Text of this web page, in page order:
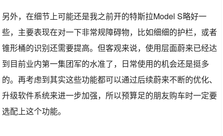
另外，在细节上可能还是我之前开的特斯拉Model S略好一
些，主要表现在对一下非常规障碍物，比如细细的护栏，或者
锥形桶的识别还需要提高。但客观来说，使用层面蔚来已经达
到目前业内第一集团军的水准了，日常使用的机会还是挺多
的。再考虑到其实这些功能都可以通过后续蔚来不断的优化、
升级软件系统来进一步加强，所以预算足的朋友购车时一定要
选配上这个功能。